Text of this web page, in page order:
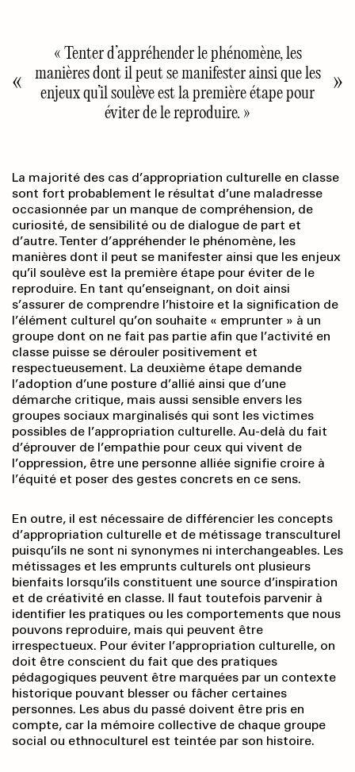
« Tenter d’appréhender le phénomène, les
manières dont il peut se manifester ainsi que les
enjeux qu’il soulève est la première étape pour
éviter de le reproduire. »
La majorité des cas d’appropriation culturelle en classe
sont fort probablement le résultat d’une maladresse
occasionnée par un manque de compréhension, de
curiosité, de sensibilité ou de dialogue de part et
d’autre. Tenter d’appréhender le phénomène, les
manières dont il peut se manifester ainsi que les enjeux
qu’il soulève est la première étape pour éviter de le
reproduire. En tant qu’enseignant, on doit ainsi
s’assurer de comprendre l’histoire et la signification de
l’élément culturel qu’on souhaite « emprunter » à un
groupe dont on ne fait pas partie afin que l’activité en
classe puisse se dérouler positivement et
respectueusement. La deuxième étape demande
l’adoption d’une posture d’allié ainsi que d’une
démarche critique, mais aussi sensible envers les
groupes sociaux marginalisés qui sont les victimes
possibles de l’appropriation culturelle. Au-delà du fait
d’éprouver de l’empathie pour ceux qui vivent de
l’oppression, être une personne alliée signifie croire à
l’équité et poser des gestes concrets en ce sens.
En outre, il est nécessaire de différencier les concepts
d’appropriation culturelle et de métissage transculturel
puisqu’ils ne sont ni synonymes ni interchangeables. Les
métissages et les emprunts culturels ont plusieurs
bienfaits lorsqu’ils constituent une source d’inspiration
et de créativité en classe. Il faut toutefois parvenir à
identifier les pratiques ou les comportements que nous
pouvons reproduire, mais qui peuvent être
irrespectueux. Pour éviter l’appropriation culturelle, on
doit être conscient du fait que des pratiques
pédagogiques peuvent être marquées par un contexte
historique pouvant blesser ou fâcher certaines
personnes. Les abus du passé doivent être pris en
compte, car la mémoire collective de chaque groupe
social ou ethnoculturel est teintée par son histoire.